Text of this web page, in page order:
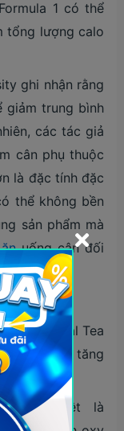
1 có thể
tổng lượng calo
ghi nhận rằng
giảm trung bình
các tác giả
cân phụ thuộc
là đặc tính đặc
thể không bền
sản phẩm mà
uống cân đối
Herbal Tea
hỗ trợ tăng
đặc biệt là